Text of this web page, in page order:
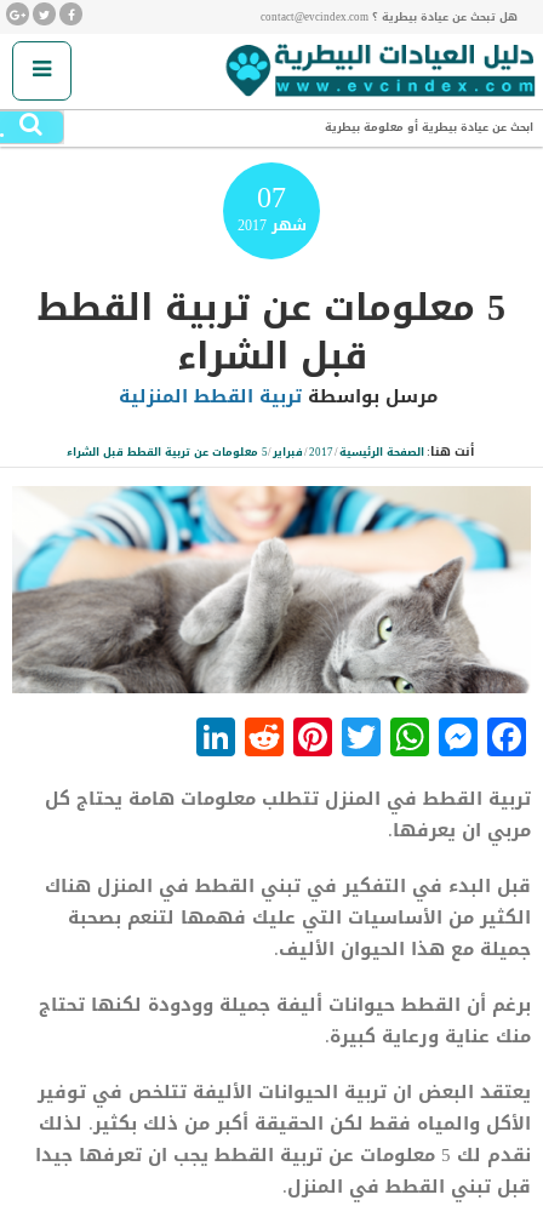
هل تبحث عن عيادة بيطرية ؟ contact@evcindex.com
ابحث عن عيادة بيطرية أو معلومة بيطرية
07
شهر2017
5 معلومات عن تربية القطط
قبل الشراء
مرسل بواسطةتربية القطط المنزلية
أنت هنا:الصفحة الرئيسية/
2017
/فبراير/5 معلومات عن تربية القطط قبل الشراء
Facebook
Messenger
WhatsApp
Twitter
Pinterest
Reddit
تربية القطط في المنزل تتطلب معلومات هامة يحتاج كل
مربي ان يعرفها.
قبل البدء في التفكير في تبني القطط في المنزل هناك
الكثير من الأساسيات التي عليك فهمها لتنعم بصحبة
جميلة مع هذا الحيوان الأليف.
برغم أن القطط حيوانات أليفة جميلة وودودة لكنها تحتاج
منك عناية ورعاية كبيرة.
يعتقد البعض ان تربية الحيوانات الأليفة تتلخص في توفير
الأكل والمياه فقط لكن الحقيقة أكبر من ذلك بكثير. لذلك
نقدم لك 5 معلومات عن تربية القطط يجب ان تعرفها جيدا
قبل تبني القطط في المنزل.